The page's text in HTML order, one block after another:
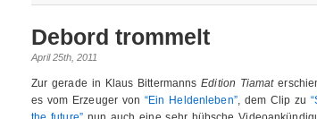
Debord trommelt
April 25th, 2011
Zur gerade in Klaus BittermannsEdition Tiamat
es vom Erzeuger von“Ein Heldenleben”, dem Clip zu